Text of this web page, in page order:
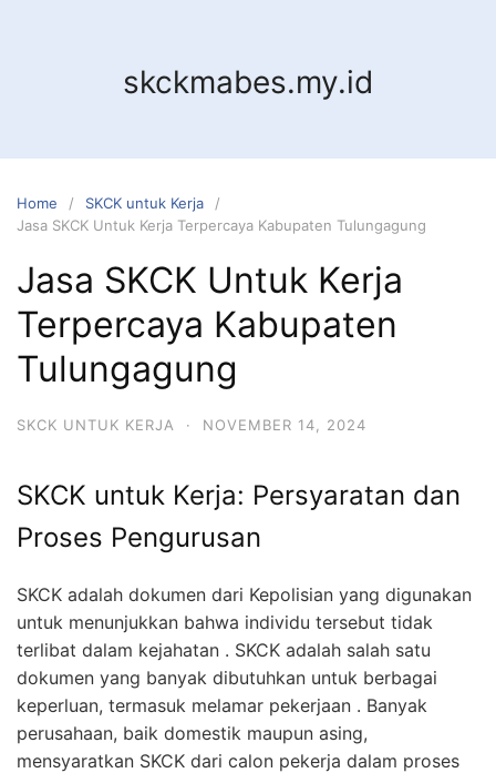
skckmabes.my.id
Home
SKCK untuk Kerja
Jasa SKCK Untuk Kerja Terpercaya Kabupaten Tulungagung
Jasa SKCK Untuk Kerja
Terpercaya Kabupaten
Tulungagung
SKCK UNTUK KERJA · NOVEMBER 14, 2024
SKCK untuk Kerja: Persyaratan dan
Proses Pengurusan
SKCK adalah dokumen dari Kepolisian yang digunakan
untuk menunjukkan bahwa individu tersebut tidak
terlibat dalam kejahatan . SKCK adalah salah satu
dokumen yang banyak dibutuhkan untuk berbagai
keperluan, termasuk melamar pekerjaan . Banyak
perusahaan, baik domestik maupun asing,
mensyaratkan SKCK dari calon pekerja dalam proses